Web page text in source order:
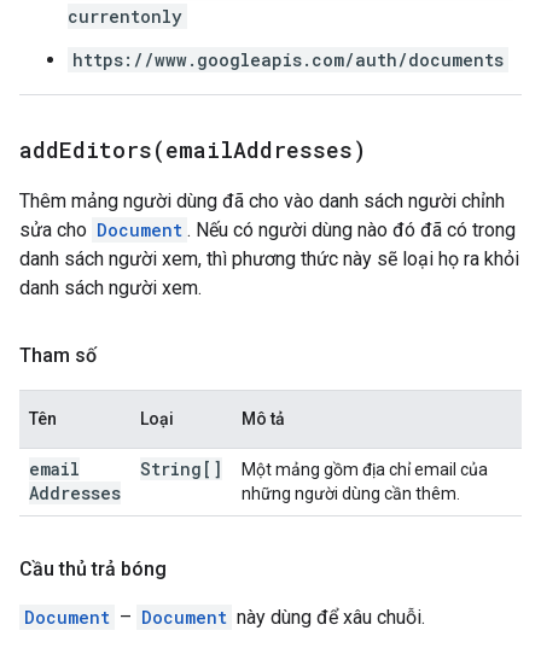
currentonly
https://www.googleapis.com/auth/documents
addEditors(emailAddresses)
Thêm mảng người dùng đã cho vào danh sách người chỉnh
sửa cho Document . Nếu có người dùng nào đó đã có trong
danh sách người xem, thì phương thức này sẽ loại họ ra khỏi
danh sách người xem.
Tham số
Tên Loại Mô tả
email
Addresses
String[]
Một mảng gồm địa chỉ email của
những người dùng cần thêm.
Cầu thủ trả bóng
Document – Document này dùng để xâu chuỗi.